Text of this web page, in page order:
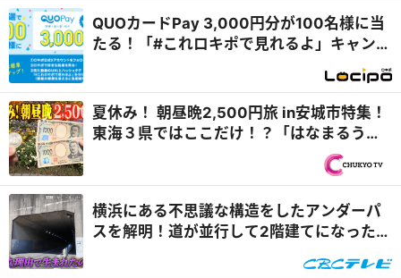
QUOカードPay 3,000円分が100名様に当
たる！「#これロキポで見れるよ」キャンペ
夏休み！ 朝昼晩2,500円旅 in安城市特集！
東海３県ではここだけ！？「はなまるうど
横浜にある不思議な構造をしたアンダーパ
スを解明！道が並行して2階建てになったワ